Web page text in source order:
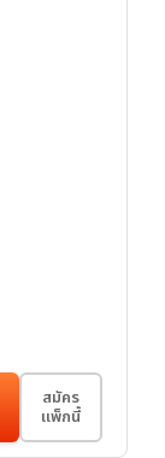
สมัคร
แพ็กนี้